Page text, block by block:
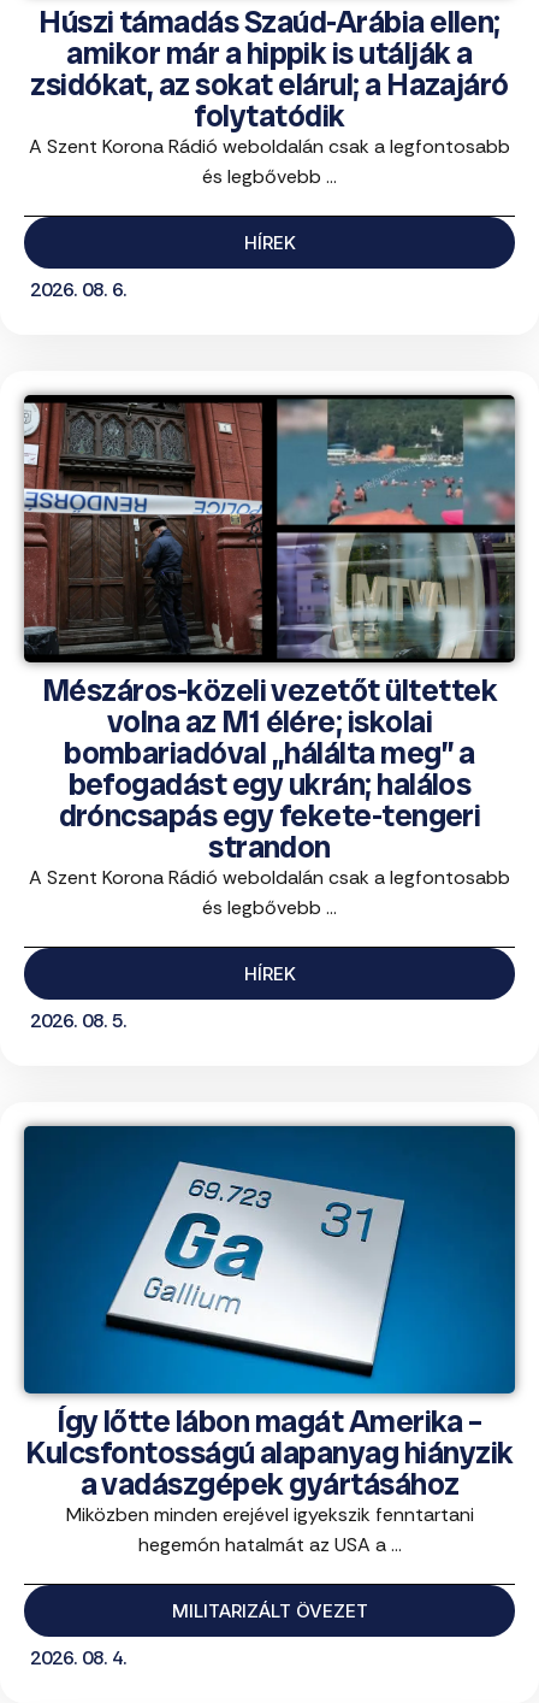
Húszi támadás Szaúd-Arábia ellen;
amikor már a hippik is utálják a
zsidókat, az sokat elárul; a Hazajáró
folytatódik
A Szent Korona Rádió weboldalán csak a legfontosabb
és legbővebb ...
HÍREK
2026. 08. 6.
Mészáros-közeli vezetőt ültettek
volna az M1 élére; iskolai
bombariadóval „hálálta meg” a
befogadást egy ukrán; halálos
dróncsapás egy fekete-tengeri
strandon
A Szent Korona Rádió weboldalán csak a legfontosabb
és legbővebb ...
HÍREK
2026. 08. 5.
Így lőtte lábon magát Amerika –
Kulcsfontosságú alapanyag hiányzik
a vadászgépek gyártásához
Miközben minden erejével igyekszik fenntartani
hegemón hatalmát az USA a ...
MILITARIZÁLT ÖVEZET
2026. 08. 4.